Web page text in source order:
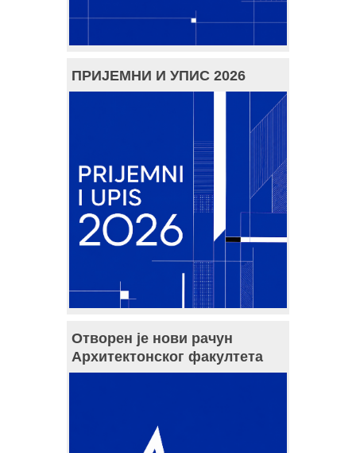
ПРИЈЕМНИ И УПИС 2026
Отворен је нови рачун
Архитектонског факултета